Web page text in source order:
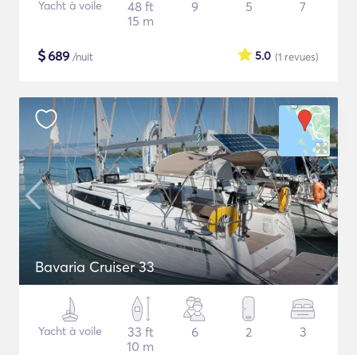
Yacht à voile
48 ft
15 m
9 5 7
$689 /nuit (1 revues)
5.0
Bavaria Cruiser 33
Yacht à voile
33 ft
10 m
6 2 3